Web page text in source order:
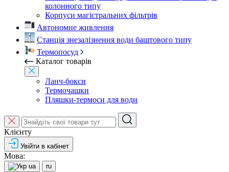
колонного типу
Корпуси магістральних фільтрів
Автономне живлення
Станція знезалізнення води баштового типу
Термопосуд
Каталог товарів
Ланч-бокси
Термочашки
Пляшки-термоси для води
Клієнту
Увійти в кабінет
Мова:
ua ru